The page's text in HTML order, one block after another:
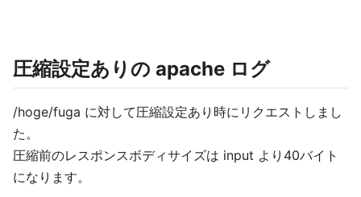
圧縮設定ありの apache ログ
/hoge/fuga に対して圧縮設定あり時にリクエストしまし
た。
圧縮前のレスポンスボディサイズは input より40バイト
になります。